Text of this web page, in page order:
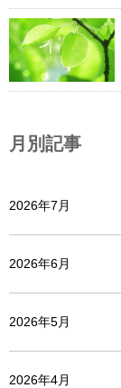
月別記事
2026年7月
2026年6月
2026年5月
2026年4月